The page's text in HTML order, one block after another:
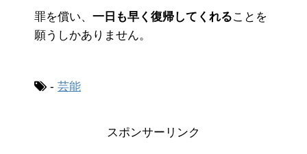
罪を償い、 一日も早く復帰してくれることを
願うしかありません。
- 芸能
スポンサーリンク